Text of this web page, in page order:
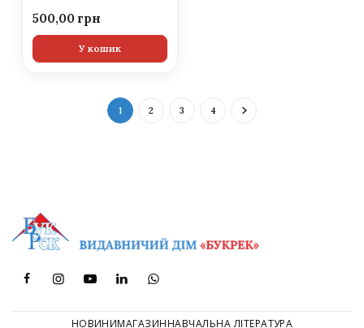
500,00
У кошик
1 2 3 4
НОВИНИМАГАЗИННАВЧАЛЬНА ЛІТЕРАТУРА